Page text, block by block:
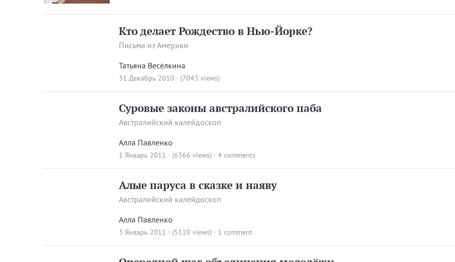
Кто делает Рождество в Нью-Йорке?
Письма из Америки
Татьяна Весёлкина
31 Декабрь 2010 · (7043 views)
Суровые законы австралийского паба
Австралийский калейдоскоп
Алла Павленко
1 Январь 2011 · (6366 views) ·4 comments
Алые паруса в сказке и наяву
Австралийский калейдоскоп
Алла Павленко
3 Январь 2011 · (5110 views) · 1 comment